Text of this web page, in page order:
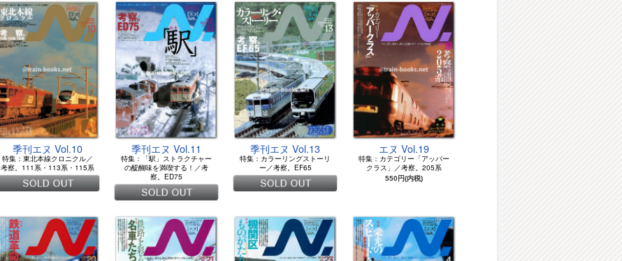
季刊エヌ Vol.10
特集：東北本線クロニクル／
考察。111系・113系・115系
季刊エヌ Vol.11
特集：「駅」ストラクチャー
の醍醐味を満喫する！／考
察。ED75
季刊エヌ Vol.13
特集：カラーリングストーリ
ー／考察。EF65
エヌ Vol.19
特集：カテゴリー「アッパー
クラス」／考察。205系
550円(内税)